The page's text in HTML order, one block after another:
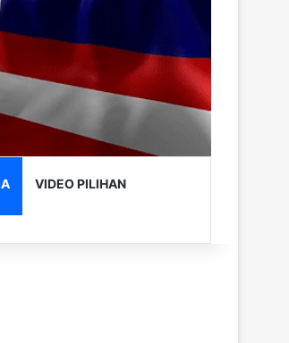
VIDEO PILIHAN